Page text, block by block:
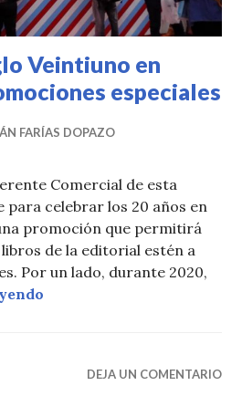
Veintiuno en
especiales
FARÍAS DOPAZO
Comercial de esta
para celebrar los 20 años en
promoción que permitirá
de la editorial estén a
Por un lado, durante 2020,
DEJA UN COMENTARIO